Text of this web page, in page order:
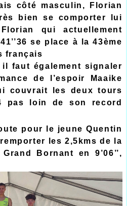
côté masculin, Florian
bien se comporter lui
Florian qui actuellement
se place à la 43ème
français
faut également signaler
de l’espoir Maaike
couvrait les deux tours
pas loin de son record
pour le jeune Quentin
les 2,5kms de la
Bornant en 9’06’’,